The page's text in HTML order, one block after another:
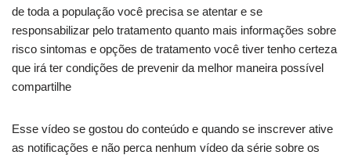
de toda a população você precisa se atentar e se
responsabilizar pelo tratamento quanto mais informações sobre
risco sintomas e opções de tratamento você tiver tenho certeza
que irá ter condições de prevenir da melhor maneira possível
compartilhe
Esse vídeo se gostou do conteúdo e quando se inscrever ative
as notificações e não perca nenhum vídeo da série sobre os